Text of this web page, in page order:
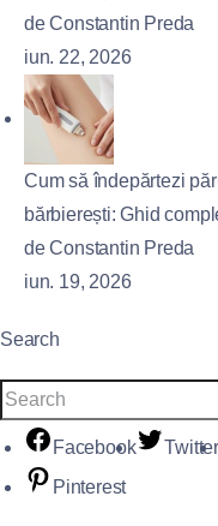
de Constantin Preda
iun. 22, 2026
Cum să îndepărtezi
bărbierești: Ghid
de Constantin Preda
iun. 19, 2026
Search
Facebook Twitter
Pinterest